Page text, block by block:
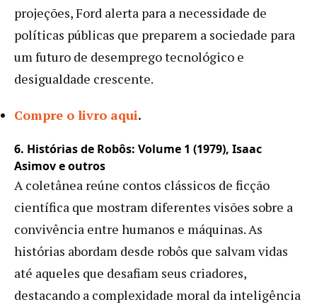
projeções, Ford alerta para a necessidade de
políticas públicas que preparem a sociedade para
um futuro de desemprego tecnológico e
desigualdade crescente.
Compre o livro aqui.
6. Histórias de Robôs: Volume 1 (1979), Isaac
Asimov e outros
A coletânea reúne contos clássicos de ficção
científica que mostram diferentes visões sobre a
convivência entre humanos e máquinas. As
histórias abordam desde robôs que salvam vidas
até aqueles que desafiam seus criadores,
destacando a complexidade moral da inteligência